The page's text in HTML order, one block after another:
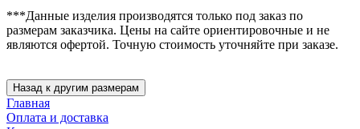
***Данные изделия производятся только под заказ по
размерам заказчика. Цены на сайте ориентировочные и не
являются офертой. Точную стоимость уточняйте при заказе.
Главная
Оплата и доставка